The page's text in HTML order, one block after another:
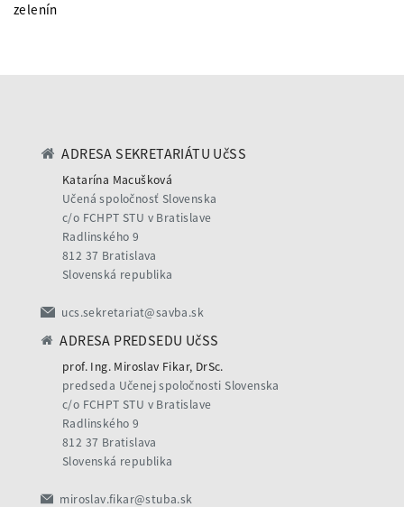
zelenín
ADRESA SEKRETARIÁTU UčSS
Katarína Macušková
Učená spoločnosť Slovenska
c/o FCHPT STU v Bratislave
Radlinského 9
812 37 Bratislava
Slovenská republika
ucs.sekretariat@savba.sk
ADRESA PREDSEDU UčSS
prof. Ing. Miroslav Fikar, DrSc.
predseda Učenej spoločnosti Slovenska
c/o FCHPT STU v Bratislave
Radlinského 9
812 37 Bratislava
Slovenská republika
miroslav.fikar@stuba.sk